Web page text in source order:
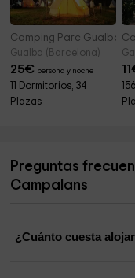
Camping Parc Gualba
Gualba (Barcelona)
25€ persona y noche
11 Dormitorios, 34
Plazas
11
Preguntas
Campalans
¿Cuánto cuesta